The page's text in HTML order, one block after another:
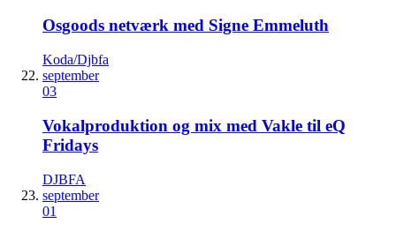
Osgoods netværk med Signe Emmeluth
Koda/Djbfa
september
03
Vokalproduktion og mix med Vakle til eQ
Fridays
DJBFA
september
01